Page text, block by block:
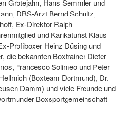
Sport
KINDER!
Grotejahn, Hans Semmler und
DBS-Arzt Bernd Schultz,
Ex-Direktor Ralph
und Karikaturist Klaus
Profiboxer Heinz Düsing und
die bekannten Boxtrainer Dieter
Francesco Solimeo und Peter
(Boxteam Dortmund), Dr.
Damm) und viele Freunde und
Boxsportgemeinschaft